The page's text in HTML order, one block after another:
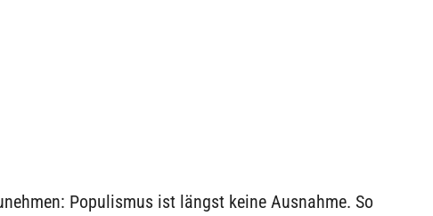
Populismus ist längst keine Ausnahme. So